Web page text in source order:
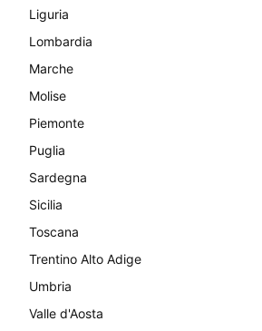
Liguria
Lombardia
Marche
Molise
Piemonte
Puglia
Sardegna
Sicilia
Toscana
Trentino Alto Adige
Umbria
Valle d'Aosta